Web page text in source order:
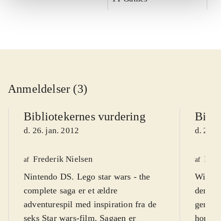
Anmeldelser (3)
Bibliotekernes vurdering
d. 26. jan. 2012
af Frederik Nielsen
Nintendo DS. Lego star wars - the
complete saga er et ældre
adventurespil med inspiration fra de
seks Star wars-film. Sagaen er
d. 26.
af
Wii.
den